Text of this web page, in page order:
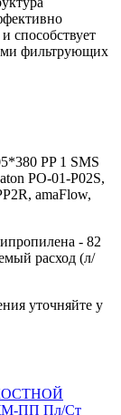
способствует
фильтрующих
PP 1 SMS
PO-01-P02S,
amaFlow,
- 82
расход (л/
уточняйте у